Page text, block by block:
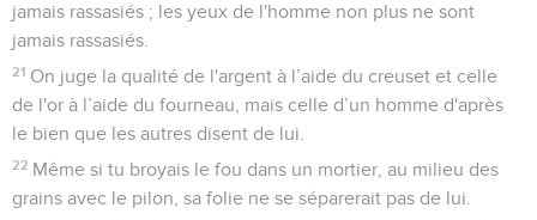
jamais rassasiés ; les yeux de l'homme non plus ne sont
jamais rassasiés.
21 On juge la qualité de l'argent à l’aide du creuset et celle
de l'or à l’aide du fourneau, mais celle d’un homme d'après
le bien que les autres disent de lui.
22 Même si tu broyais le fou dans un mortier, au milieu des
grains avec le pilon, sa folie ne se séparerait pas de lui.